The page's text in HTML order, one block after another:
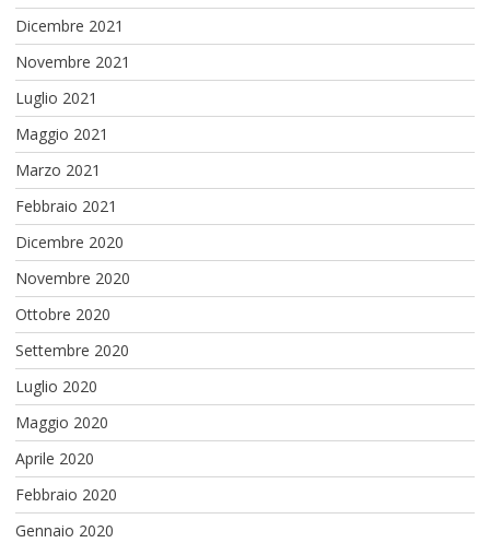
Dicembre 2021
Novembre 2021
Luglio 2021
Maggio 2021
Marzo 2021
Febbraio 2021
Dicembre 2020
Novembre 2020
Ottobre 2020
Settembre 2020
Luglio 2020
Maggio 2020
Aprile 2020
Febbraio 2020
Gennaio 2020